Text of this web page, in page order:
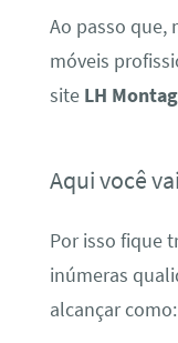
Ao passo que,
móveis
site LH
Aqui você
Por isso fique
inúmeras
alcançar como: